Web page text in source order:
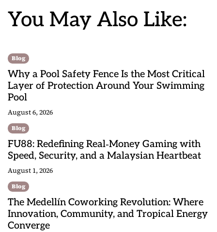
You May Also Like:
Blog
Why a Pool Safety Fence Is the Most Critical
Layer of Protection Around Your Swimming
Pool
August 6, 2026
Blog
FU88: Redefining Real‑Money Gaming with
Speed, Security, and a Malaysian Heartbeat
August 1, 2026
Blog
The Medellín Coworking Revolution: Where
Innovation, Community, and Tropical Energy
Converge